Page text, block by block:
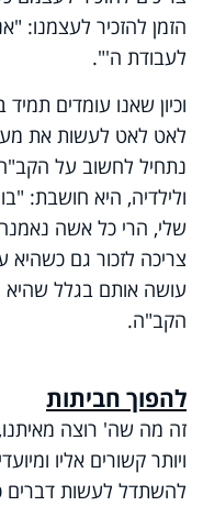
הזמן להזכיר לעצמנו:
לעבודת ה'".
וכיון שאנו עומדים
לאט לאט לעשות את
נתחיל לחשוב על
ולילדיה, היא חושבת:
שלי, הרי כל אשה
צריכה לזכור גם
עושה אותם בגלל
הקב"ה.
להפוך חביתות
זה מה שה' רוצה מאיתנו,
ויותר קשורים אליו
להשתדל לעשות דברים